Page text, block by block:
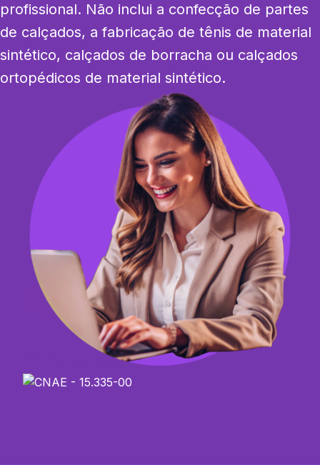
profissional. Não inclui a confecção de partes
de calçados, a fabricação de tênis de material
sintético, calçados de borracha ou calçados
ortopédicos de material sintético.